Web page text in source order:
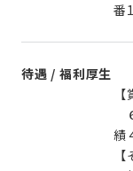
番
待遇 / 福利厚生
績